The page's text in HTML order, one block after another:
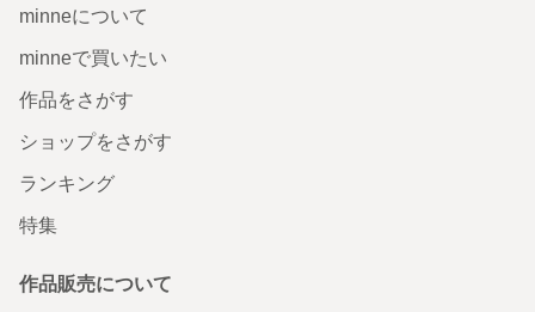
minneについて
minneで買いたい
作品をさがす
ショップをさがす
ランキング
特集
作品販売について